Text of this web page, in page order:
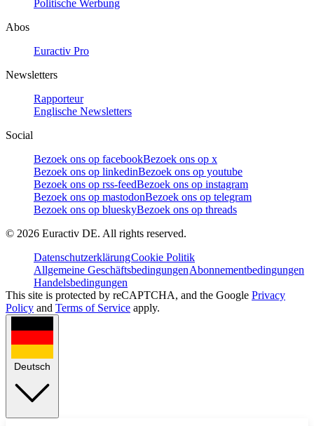
Politische Werbung
Abos
Euractiv Pro
Newsletters
Rapporteur
Englische Newsletters
Social
Bezoek ons op facebookBezoek ons op x
Bezoek ons op linkedinBezoek ons op youtube
Bezoek ons op rss-feedBezoek ons op instagram
Bezoek ons op mastodonBezoek ons op telegram
Bezoek ons op blueskyBezoek ons op threads
© 2026 Euractiv DE. All rights reserved.
DatenschutzerklärungCookie Politik
Allgemeine GeschäftsbedingungenAbonnementbedingungen
Handelsbedingungen
This site is protected by reCAPTCHA, and the Google Privacy
Policy and Terms of Service apply.
Deutsch